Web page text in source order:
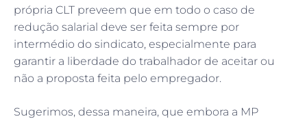
própria CLT preveem que em todo o caso de
redução salarial deve ser feita sempre por
intermédio do sindicato, especialmente para
garantir a liberdade do trabalhador de aceitar ou
não a proposta feita pelo empregador.
Sugerimos, dessa maneira, que embora a MP